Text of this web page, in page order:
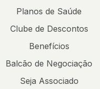
Planos de Saúde
Clube de Descontos
Benefícios
Balcão de Negociação
Seja Associado